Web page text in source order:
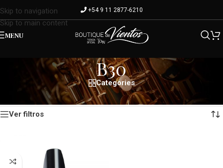
Skip to navigation
Skip to main content
+54 9 11 2877-6210
MENU
B30
Categories
Modelo del producto /B30 Mostrando el único resultado
Ver filtros